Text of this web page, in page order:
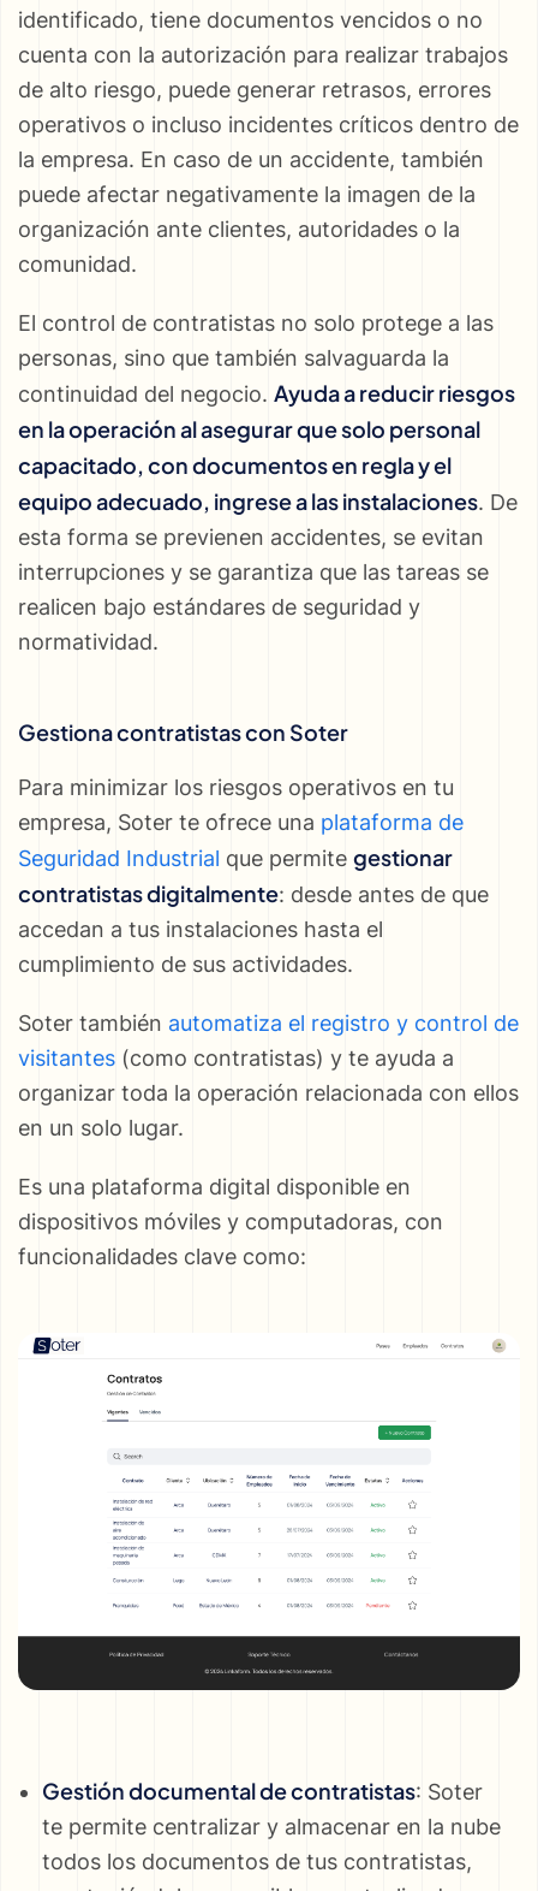
identificado, tiene documentos vencidos o no
cuenta con la autorización para realizar trabajos
de alto riesgo, puede generar retrasos, errores
operativos o incluso incidentes críticos dentro de
la empresa. En caso de un accidente, también
puede afectar negativamente la imagen de la
organización ante clientes, autoridades o la
comunidad.
El control de contratistas no solo protege a las
personas, sino que también salvaguarda la
continuidad del negocio. Ayuda a reducir riesgos
en la operación al asegurar que solo personal
capacitado, con documentos en regla y el
equipo adecuado, ingrese a las instalaciones. De
esta forma se previenen accidentes, se evitan
interrupciones y se garantiza que las tareas se
realicen bajo estándares de seguridad y
normatividad.
Gestiona contratistas con Soter
Para minimizar los riesgos operativos en tu
empresa, Soter te ofrece una plataforma de
Seguridad Industrial que permite gestionar
contratistas digitalmente: desde antes de que
accedan a tus instalaciones hasta el
cumplimiento de sus actividades.
Soter también automatiza el registro y control de
visitantes (como contratistas) y te ayuda a
organizar toda la operación relacionada con ellos
en un solo lugar.
Es una plataforma digital disponible en
dispositivos móviles y computadoras, con
funcionalidades clave como:
Gestión documental de contratistas: Soter
te permite centralizar y almacenar en la nube
todos los documentos de tus contratistas,